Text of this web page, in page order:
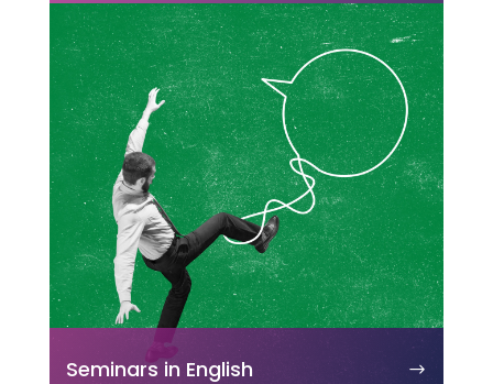
Seminars in English